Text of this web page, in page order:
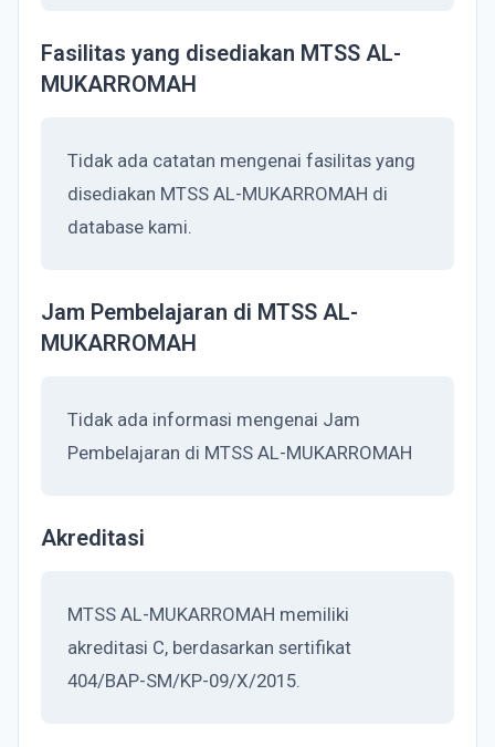
Fasilitas yang disediakan MTSS AL-
MUKARROMAH
Tidak ada catatan mengenai fasilitas yang
disediakan MTSS AL-MUKARROMAH di
database kami.
Jam Pembelajaran di MTSS AL-
MUKARROMAH
Tidak ada informasi mengenai Jam
Pembelajaran di MTSS AL-MUKARROMAH
Akreditasi
MTSS AL-MUKARROMAH memiliki
akreditasi C, berdasarkan sertifikat
404/BAP-SM/KP-09/X/2015.